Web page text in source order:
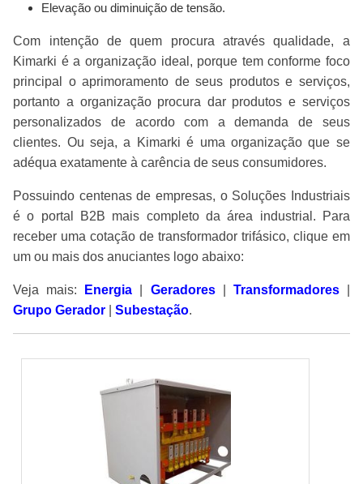
Elevação ou diminuição de tensão.
Com intenção de quem procura através qualidade, a
Kimarki é a organização ideal, porque tem conforme foco
principal o aprimoramento de seus produtos e serviços,
portanto a organização procura dar produtos e serviços
personalizados de acordo com a demanda de seus
clientes. Ou seja, a Kimarki é uma organização que se
adéqua exatamente à carência de seus consumidores.
Possuindo centenas de empresas, o Soluções Industriais
é o portal B2B mais completo da área industrial. Para
receber uma cotação de transformador trifásico, clique em
um ou mais dos anuciantes logo abaixo:
Veja mais: Energia Geradores| Transformadores|
Grupo Gerador |Subestação.